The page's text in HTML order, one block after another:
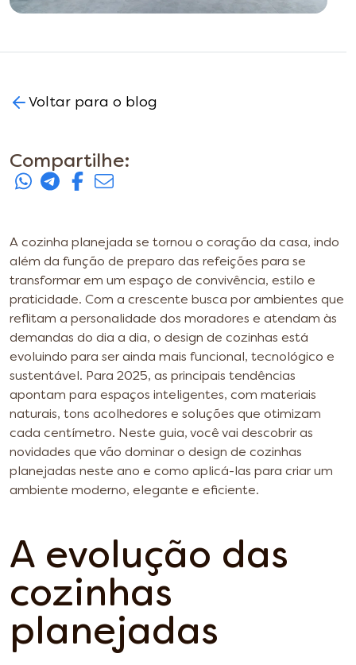
Voltar para o blog
Compartilhe:
A cozinha planejada se tornou o coração da casa, indo
além da função de preparo das refeições para se
transformar em um espaço de convivência, estilo e
praticidade. Com a crescente busca por ambientes que
reflitam a personalidade dos moradores e atendam às
demandas do dia a dia, o design de cozinhas está
evoluindo para ser ainda mais funcional, tecnológico e
sustentável. Para 2025, as principais tendências
apontam para espaços inteligentes, com materiais
naturais, tons acolhedores e soluções que otimizam
cada centímetro. Neste guia, você vai descobrir as
novidades que vão dominar o design de cozinhas
planejadas neste ano e como aplicá-las para criar um
ambiente moderno, elegante e eficiente.
A evolução das
cozinhas
planejadas